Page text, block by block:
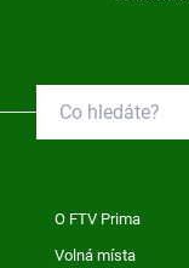
O FTV Prima
Volná místa